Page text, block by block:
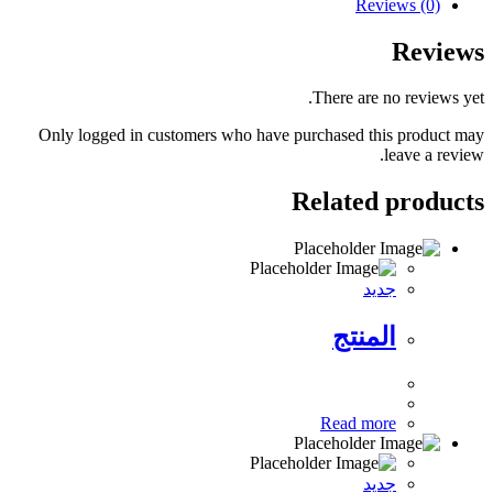
Reviews (0)
Reviews
There are no reviews yet.
Only logged in customers who have purchased this product may
leave a review.
Related products
جديد
المنتج
Read more
جديد